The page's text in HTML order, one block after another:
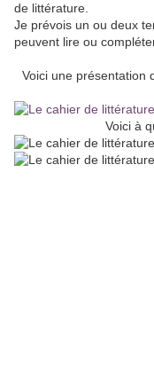
de littérature.
Je prévois un ou deux
peuvent lire ou
Voici une présentation
Voici à